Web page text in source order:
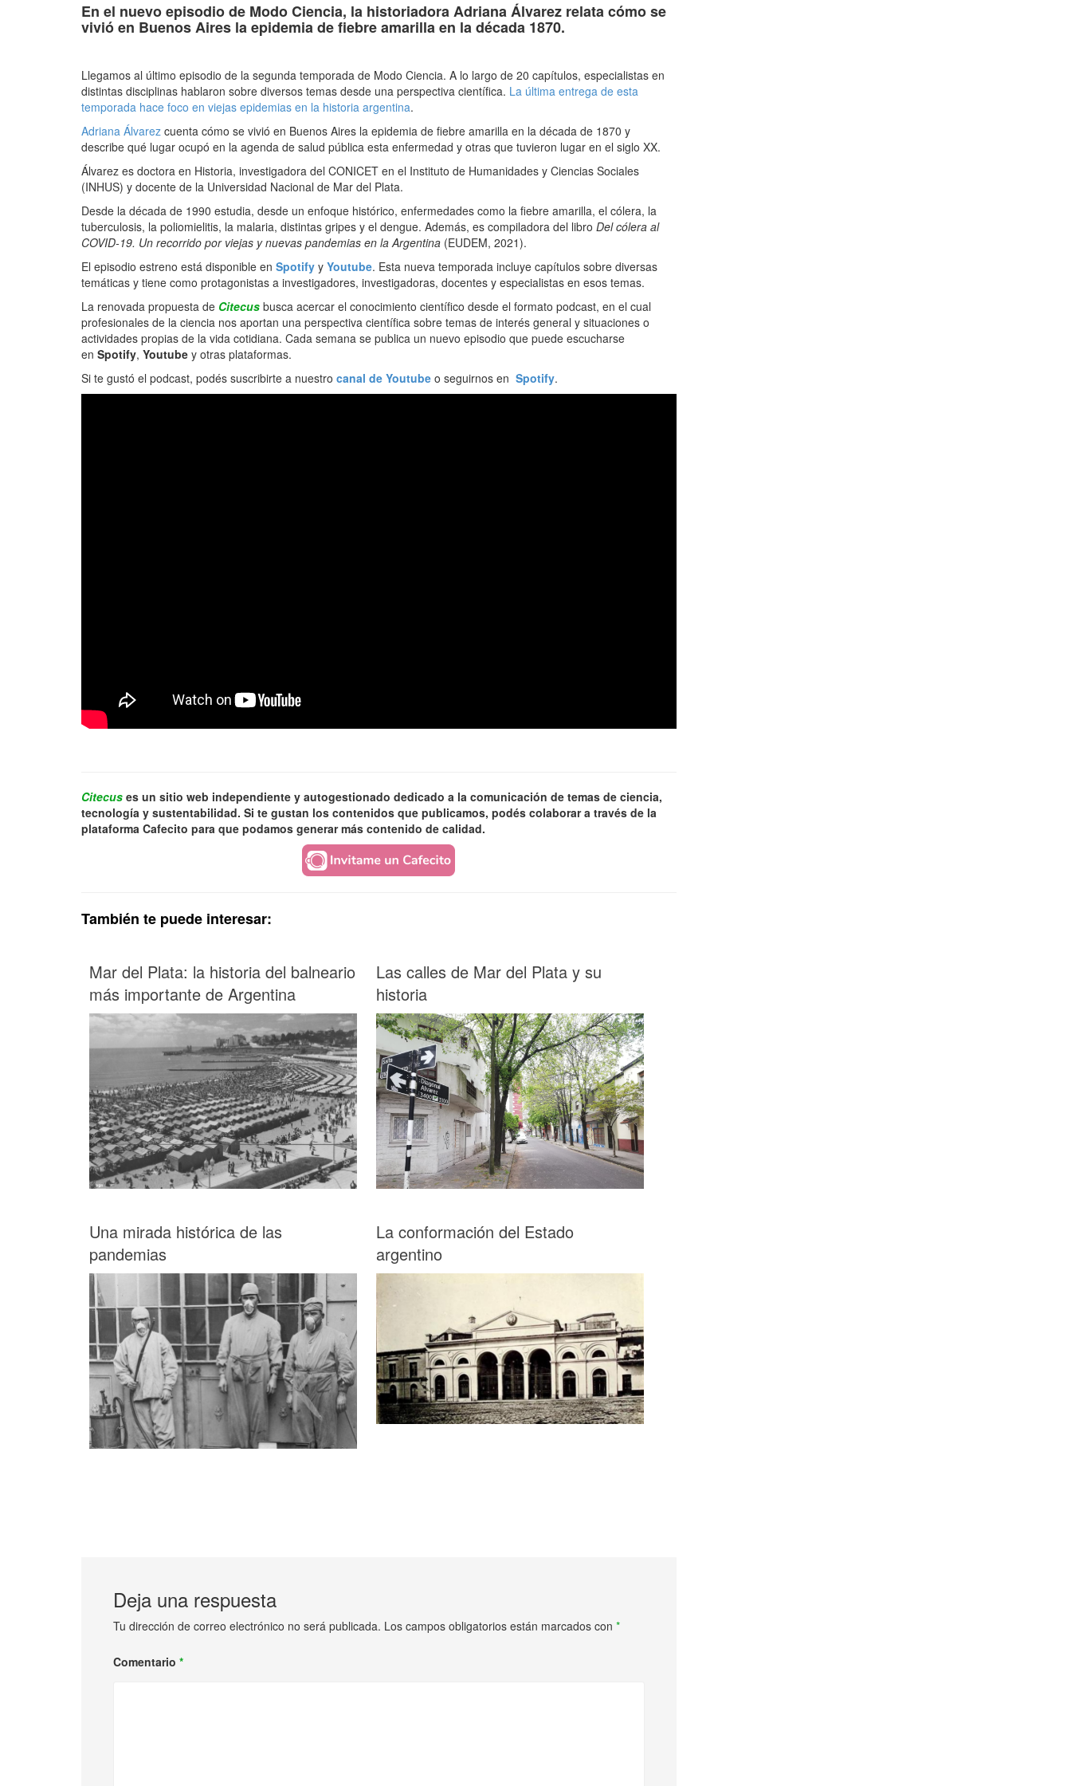
En el nuevo episodio de Modo Ciencia, la historiadora Adriana Álvarez relata cómo se
vivió en Buenos Aires la epidemia de fiebre amarilla en la década 1870.
Llegamos al último episodio de la segunda temporada de Modo Ciencia. A lo largo de 20 capítulos, especialistas en
distintas disciplinas hablaron sobre diversos temas desde una perspectiva científica. La última entrega de esta
temporada hace foco en viejas epidemias en la historia argentina.
Adriana Álvarez cuenta cómo se vivió en Buenos Aires la epidemia de fiebre amarilla en la década de 1870 y
describe qué lugar ocupó en la agenda de salud pública esta enfermedad y otras que tuvieron lugar en el siglo XX.
Álvarez es doctora en Historia, investigadora del CONICET en el Instituto de Humanidades y Ciencias Sociales
(INHUS) y docente de la Universidad Nacional de Mar del Plata.
Desde la década de 1990 estudia, desde un enfoque histórico, enfermedades como la fiebre amarilla, el cólera, la
tuberculosis, la poliomielitis, la malaria, distintas gripes y el dengue. Además, es compiladora del libro Del cólera al
COVID-19. Un recorrido por viejas y nuevas pandemias en la Argentina (EUDEM, 2021).
El episodio estreno está disponible en Spotify y Youtube. Esta nueva temporada incluye capítulos sobre diversas
temáticas y tiene como protagonistas a investigadores, investigadoras, docentes y especialistas en esos temas.
La renovada propuesta de Citecus busca acercar el conocimiento científico desde el formato podcast, en el cual
profesionales de la ciencia nos aportan una perspectiva científica sobre temas de interés general y situaciones o
actividades propias de la vida cotidiana. Cada semana se publica un nuevo episodio que puede escucharse
en Spotify, Youtube y otras plataformas.
Si te gustó el podcast, podés suscribirte a nuestro canal de Youtube o seguirnos en Spotify.
Citecus es un sitio web independiente y autogestionado dedicado a la comunicación de temas de ciencia,
tecnología y sustentabilidad. Si te gustan los contenidos que publicamos, podés colaborar a través de la
plataforma Cafecito para que podamos generar más contenido de calidad.
También te puede interesar:
Mar del Plata: la historia del balneario
más importante de Argentina
Las calles de Mar del Plata y su
historia
Una mirada histórica de las
pandemias
La conformación del Estado
argentino
Deja una respuesta
Tu dirección de correo electrónico no será publicada. Los campos obligatorios están marcados con *
Comentario *